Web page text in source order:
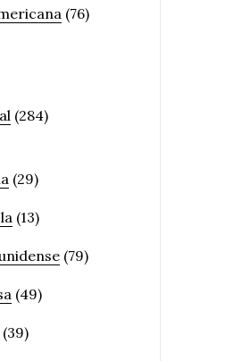
(76)
(284)
(29)
(13)
(79)
(49)
(39)